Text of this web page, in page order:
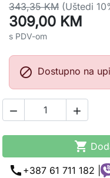
343,35 KM (Uštedi
309,00 KM
s PDV-om
 Dostupno na
 

call +387 61 711 182 |